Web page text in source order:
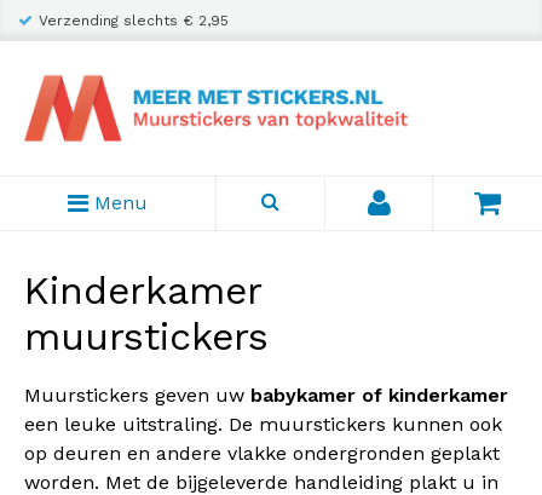
Verzending slechts € 2,95
Inclusief plakhandleiding
Menu
Kinderkamer
muurstickers
Muurstickers geven uw babykamer of kinderkamer
een leuke uitstraling. De muurstickers kunnen ook
op deuren en andere vlakke ondergronden geplakt
worden. Met de bijgeleverde handleiding plakt u in